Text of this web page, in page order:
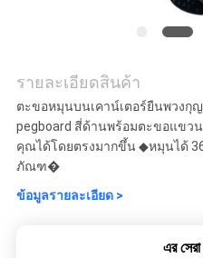
รายละเอียดสินค้า
ตะขอหมุนบนเคาน์เตอร์ยืนพวงกุ
pegboard สี่ด้านพร้อมตะขอแข
คุณได้โดยตรงมากขึ้น ◆หมุนได้
ภัณฑ�
ข้อมูลรายละเอียด >
এর